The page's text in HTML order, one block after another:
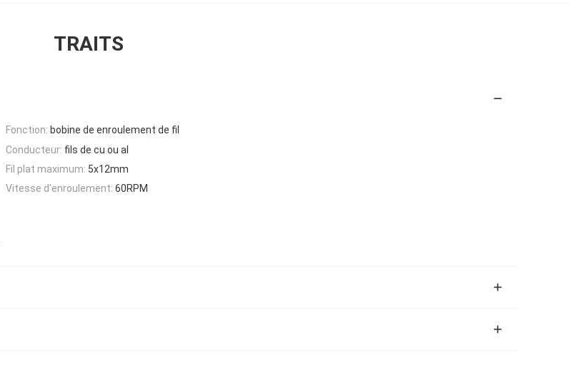
TRAITS
Fonction: bobine de enroulement de fil
Conducteur: fils de cu ou al
Fil plat maximum: 5x12mm
Vitesse d'enroulement: 60RPM